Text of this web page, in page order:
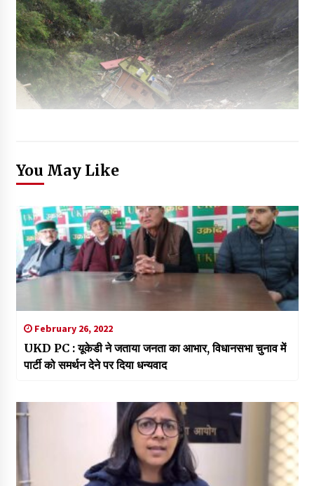
You May Like
February 26, 2022
UKD PC : यूकेडी ने जताया जनता का आभार, विधानसभा चुनाव में
पार्टी को समर्थन देने पर दिया धन्यवाद